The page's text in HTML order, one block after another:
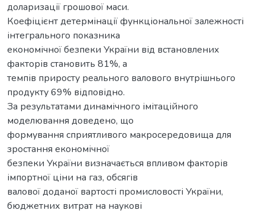
доларизації грошової маси.
Коефіцієнт детермінації функціональної залежності
інтегрального показника
економічної безпеки України від встановлених
факторів становить 81%, а
темпів приросту реального валового внутрішнього
продукту 69% відповідно.
За результатами динамічного імітаційного
моделювання доведено, що
формування сприятливого макросередовища для
зростання економічної
безпеки України визначається впливом факторів
імпортної ціни на газ, обсягів
валової доданої вартості промисловості України,
бюджетних витрат на наукові